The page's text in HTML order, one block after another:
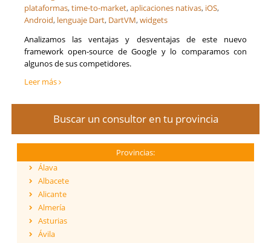
plataformas,time-to-market,aplicaciones nativas, iOS,
Android, lenguaje Dart, DartVM,widgets
Analizamos las ventajas y desventajas de este nuevo
framework open-source de Google y lo comparamos con
algunos de sus competidores.
Leer más
Buscar un consultor en tu provincia
Provincias:
Álava
Albacete
Alicante
Almería
Asturias
Ávila